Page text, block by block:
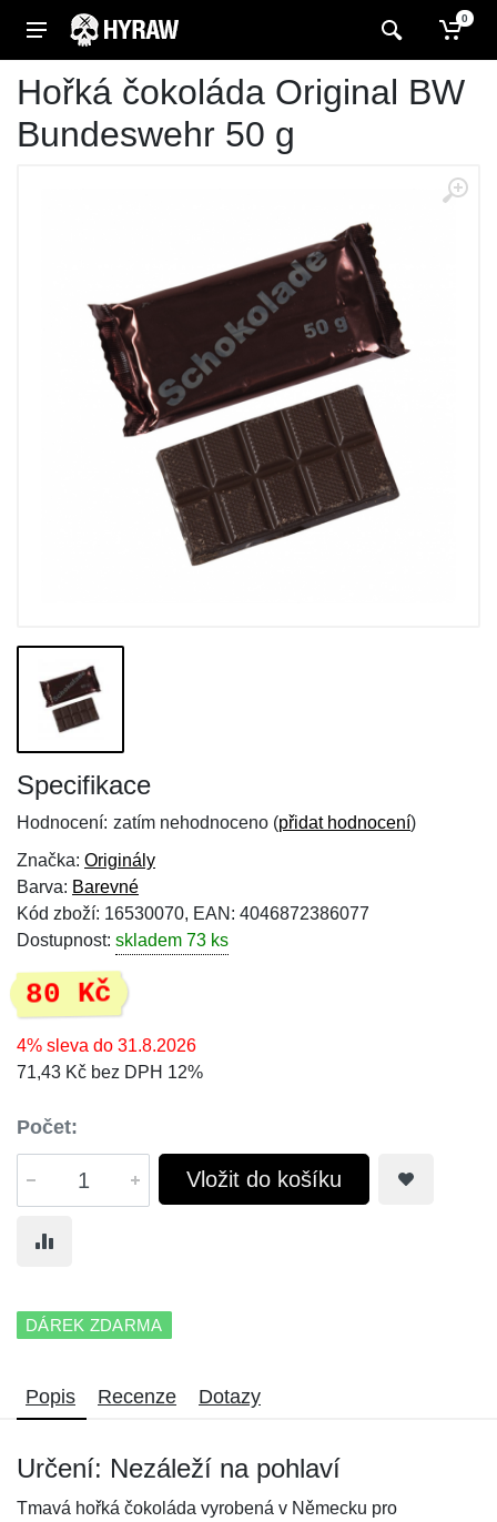
0
Hořká čokoláda Original BW
Bundeswehr 50 g
Specifikace
Hodnocení: zatím nehodnoceno (přidat hodnocení)
Značka: Originály
Barva: Barevné
Kód zboží: 16530070, EAN: 4046872386077
Dostupnost: skladem 73 ks
80 Kč
4% sleva do 31.8.2026
71,43 Kč bez DPH 12%
Počet:
Vložit do košíku
DÁREK ZDARMA
Popis Recenze Dotazy
Určení: Nezáleží na pohlaví
Tmavá hořká čokoláda vyrobená v Německu pro